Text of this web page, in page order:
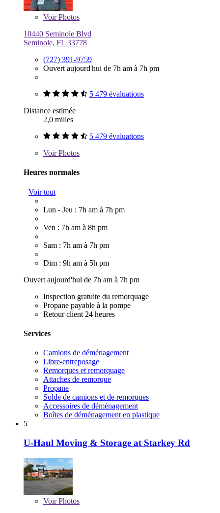
VoirPhotos
10440 Seminole Blvd
Seminole, FL 33778
(727) 391-9759
Ouvert aujourd'hui de 7h am à 7h pm
5 479 évaluations
Distance estimée
2,0 milles
5 479 évaluations
VoirPhotos
Heures normales
Voir tout
Lun - Jeu : 7h am à 7h pm
Ven : 7h am à 8h pm
Sam : 7h am à 7h pm
Dim : 9h am à 5h pm
Ouvert aujourd'hui de 7h am à 7h pm
Inspection gratuite du remorquage
Propane payable à la pompe
Retour client 24 heures
Services
Camions de déménagement
Libre-entreposage
Remorques et remorquage
Attaches de remorque
Propane
Solde de camions et de remorques
Accessoires de déménagement
Boîtes de déménagement en plastique
5
U-Haul Moving & Storage at Starkey Rd
VoirPhotos